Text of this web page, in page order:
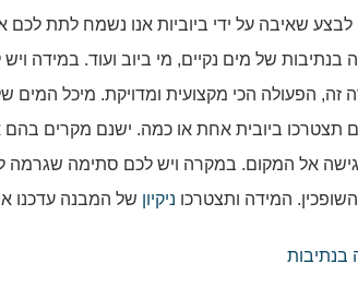
לבצע שאיבה על ידי ביוביות אנו נשמח לתת
של מים נקיים, מי ביוב ועוד. במידה
זה, הפעולה הכי מקצועית ומדויקת. מיכל
תצטרכו ביובית אחת או כמה. ישנם מקרים
גישה אל המקום. במקרה ויש לכם סתימה
המידה ותצטרכו ניקיון של המבנה עדכנו